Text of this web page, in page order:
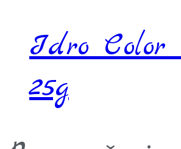
Idro Color
25g